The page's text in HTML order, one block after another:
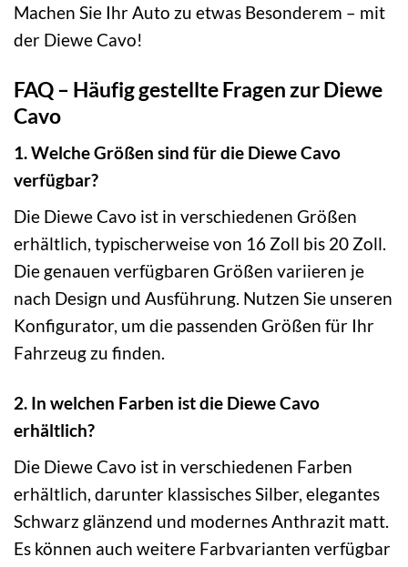
Machen Sie Ihr Auto zu etwas Besonderem – mit
der Diewe Cavo!
FAQ – Häufig gestellte Fragen zur Diewe
Cavo
1. Welche Größen sind für die Diewe Cavo
verfügbar?
Die Diewe Cavo ist in verschiedenen Größen
erhältlich, typischerweise von 16 Zoll bis 20 Zoll.
Die genauen verfügbaren Größen variieren je
nach Design und Ausführung. Nutzen Sie unseren
Konfigurator, um die passenden Größen für Ihr
Fahrzeug zu finden.
2. In welchen Farben ist die Diewe Cavo
erhältlich?
Die Diewe Cavo ist in verschiedenen Farben
erhältlich, darunter klassisches Silber, elegantes
Schwarz glänzend und modernes Anthrazit matt.
Es können auch weitere Farbvarianten verfügbar